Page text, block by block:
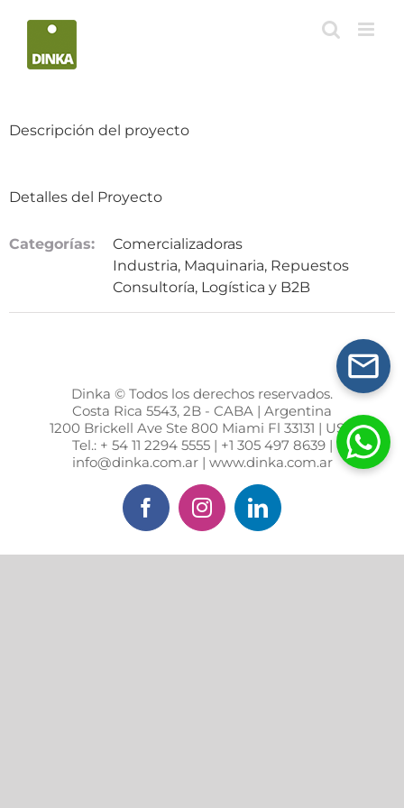
Descripción del proyecto
Detalles del Proyecto
Categorías:
Comercializadoras
Industria, Maquinaria, Repuestos
Consultoría, Logística y B2B
Dinka © Todos los derechos reservados.
Costa Rica 5543, 2B - CABA | Argentina
1200 Brickell Ave Ste 800 Miami Fl 33131 | USA
Tel.: + 54 11 2294 5555 | +1 305 497 8639 |
info@dinka.com.ar | www.dinka.com.ar
FacebookInstagramLinkedIn